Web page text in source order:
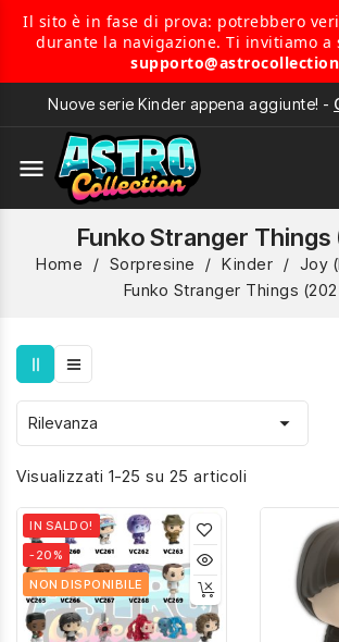
Il sito è in fase di prova: potrebbero
durante la navigazione. Ti invitiamo a
Nuove serie Kinder appena aggiunte! -
menu
Funko Stranger Things
Home Sorpresine Kinder
Joy
Funko Stranger Things
Rilevanza 
Visualizzati 1-25 su 25 articoli
IN SALDO!
-20%
NON DISPONIBILE